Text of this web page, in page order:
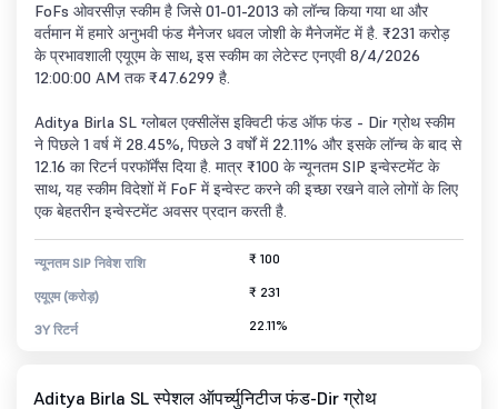
FoFs ओवरसीज़ स्कीम है जिसे 01-01-2013 को लॉन्च किया गया था और
वर्तमान में हमारे अनुभवी फंड मैनेजर धवल जोशी के मैनेजमेंट में है. ₹231 करोड़
के प्रभावशाली एयूएम के साथ, इस स्कीम का लेटेस्ट एनएवी 8/4/2026
12:00:00 AM तक ₹47.6299 है.
Aditya Birla SL ग्लोबल एक्सीलेंस इक्विटी फंड ऑफ फंड - Dir ग्रोथ स्कीम
ने पिछले 1 वर्ष में 28.45%, पिछले 3 वर्षों में 22.11% और इसके लॉन्च के बाद से
12.16 का रिटर्न परफॉर्मेंस दिया है. मात्र ₹100 के न्यूनतम SIP इन्वेस्टमेंट के
साथ, यह स्कीम विदेशों में FoF में इन्वेस्ट करने की इच्छा रखने वाले लोगों के लिए
एक बेहतरीन इन्वेस्टमेंट अवसर प्रदान करती है.
न्यूनतम SIP निवेश राशि ₹ 100
एयूएम (करोड़) ₹ 231
3Y रिटर्न 22.11%
Aditya Birla SL स्पेशल ऑपर्च्युनिटीज फंड-Dir ग्रोथ